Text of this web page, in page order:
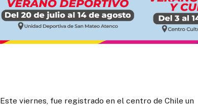
Este viernes, fue registrado en el centro de Chile un